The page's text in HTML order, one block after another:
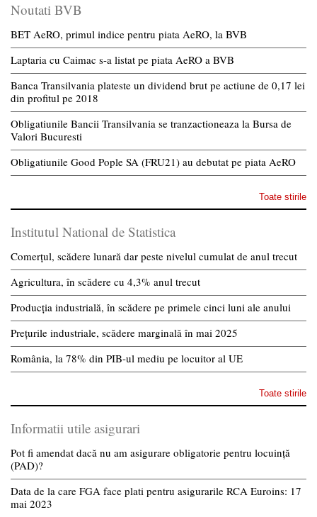
Noutati BVB
BET AeRO, primul indice pentru piata AeRO, la BVB
Laptaria cu Caimac s-a listat pe piata AeRO a BVB
Banca Transilvania plateste un dividend brut pe actiune de 0,17 lei
din profitul pe 2018
Obligatiunile Bancii Transilvania se tranzactioneaza la Bursa de
Valori Bucuresti
Obligatiunile Good Pople SA (FRU21) au debutat pe piata AeRO
Toate stirile
Institutul National de Statistica
Comerțul, scădere lunară dar peste nivelul cumulat de anul trecut
Agricultura, în scădere cu 4,3% anul trecut
Producția industrială, în scădere pe primele cinci luni ale anului
Prețurile industriale, scădere marginală în mai 2025
România, la 78% din PIB-ul mediu pe locuitor al UE
Toate stirile
Informatii utile asigurari
Pot fi amendat dacă nu am asigurare obligatorie pentru locuință
(PAD)?
Data de la care FGA face plati pentru asigurarile RCA Euroins: 17
mai 2023